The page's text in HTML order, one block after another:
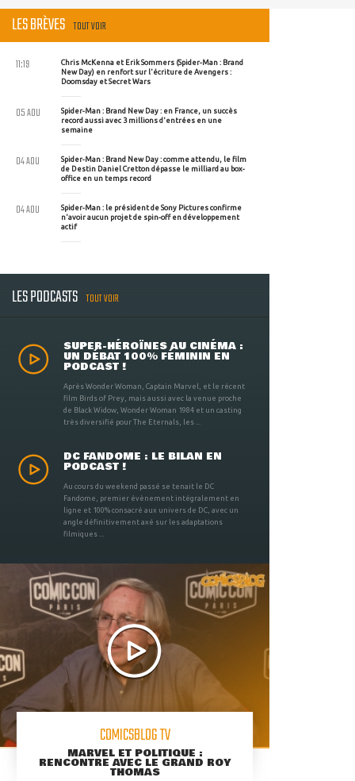
LES BRÈVES TOUT VOIR
Chris McKenna et Erik Sommers (Spider-Man : Brand
New Day) en renfort sur l'écriture de Avengers :
Doomsday et Secret Wars
11:19
Spider-Man : Brand New Day : en France, un succès
record aussi avec 3 millions d'entrées en une
semaine
05 AOU
Spider-Man : Brand New Day : comme attendu, le film
de Destin Daniel Cretton dépasse le milliard au box-
office en un temps record
04 AOU
Spider-Man : le président de Sony Pictures confirme
n'avoir aucun projet de spin-off en développement
actif
04 AOU
LES PODCASTS TOUT VOIR
SUPER-HÉROÏNES AU CINÉMA :
UN DÉBAT 100% FÉMININ EN
PODCAST !
Après Wonder Woman, Captain Marvel, et le récent
film Birds of Prey, mais aussi avec la venue proche
de Black Widow, Wonder Woman 1984 et un casting
très diversifié pour The Eternals, les ...
DC FANDOME : LE BILAN EN
PODCAST !
Au cours du weekend passé se tenait le DC
Fandome, premier évènement intégralement en
ligne et 100% consacré aux univers de DC, avec un
angle définitivement axé sur les adaptations
filmiques ...
COMICSBLOG TV
MARVEL ET POLITIQUE :
RENCONTRE AVEC LE GRAND ROY
THOMAS